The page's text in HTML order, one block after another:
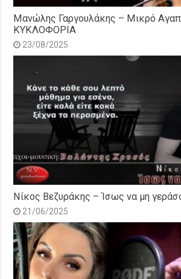
Μανώλης Γαργουλάκης – Μικρό
ΚΥΚΛΟΦΟΡΙΑ
23/08/2025
Νίκος Βεζυράκης – Ίσως να μη
21/06/2025